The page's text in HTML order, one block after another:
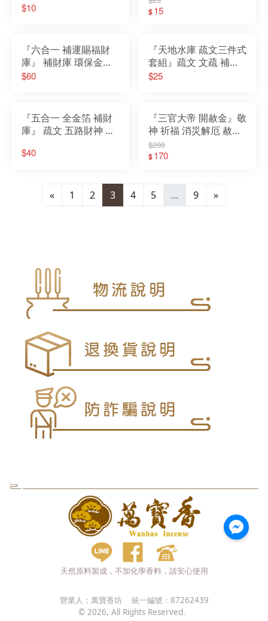
進香 疏文
$10
官 水官 天赦金 天赦日
$15
『六合一 補運賜福財
庫』 補財庫 環保金紙
天庫 地庫 水庫 天錢 地
$60
『天地水庫 疏文三件式
套組』疏文 文疏 補財
庫 金紙 祈福 開運 消災
$25
『五合一 全金箔 補財
庫』 疏文 五路財神 偏
補運錢 補財庫 偏財運
$40
『三官大帝 開赦金』敬
神 祈福 消災解厄 赦罪
補運 迴向 普渡 拜門口
玉帝 天公 財庫存摺 純
$200
$170
« 1 2 3 4 5 ... 9 »
天然原料製成，不加化學香料，請安心使用
營業人： 萬寶香坊 統一編號： 87262439
© 2026, All Rights Reserved.